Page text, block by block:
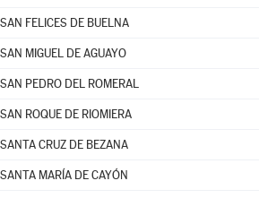
SAN FELICES DE BUELNA
SAN MIGUEL DE AGUAYO
SAN PEDRO DEL ROMERAL
SAN ROQUE DE RIOMIERA
SANTA CRUZ DE BEZANA
SANTA MARÍA DE CAYÓN